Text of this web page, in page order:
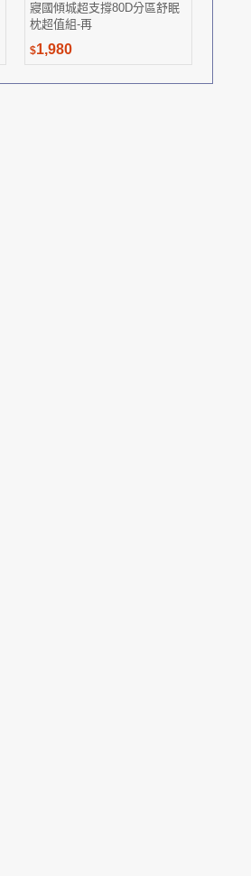
寢國傾城超支撐80D分區舒眠
枕超值組-再
$1,980